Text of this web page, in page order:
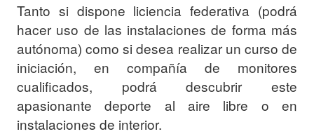
Tanto si dispone liciencia federativa (podrá
hacer uso de las instalaciones de forma más
autónoma) como si desea realizar un curso de
iniciación, en compañía de monitores
cualificados, podrá descubrir este
apasionante deporte al aire libre o en
instalaciones de interior.